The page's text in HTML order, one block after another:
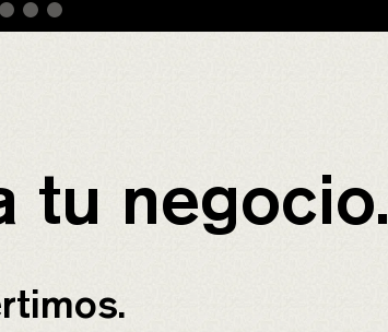
5
tu negocio.